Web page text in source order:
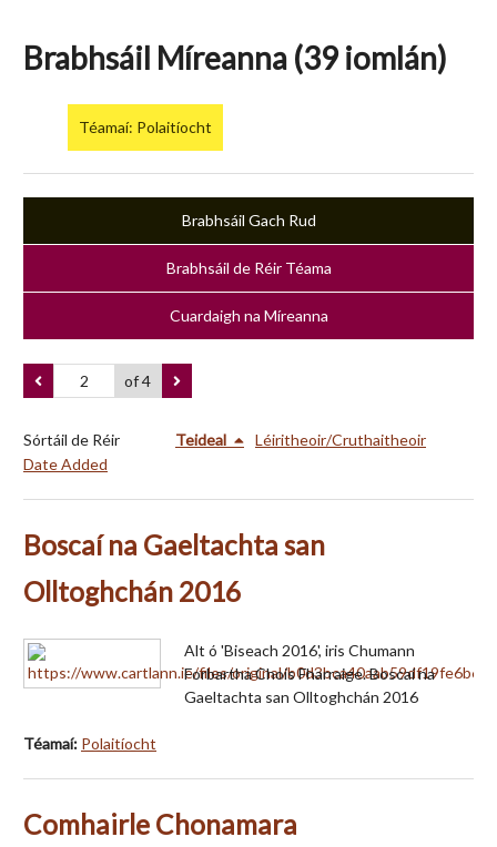
Brabhsáil Míreanna (39 iomlán)
Téamaí: Polaitíocht
Brabhsáil Gach Rud
Brabhsáil de Réir Téama
Cuardaigh na Míreanna
of 4
Sórtáil de Réir Teideal
Léiritheoir/Cruthaitheoir
Date Added
Boscaí na Gaeltachta san
Olltoghchán 2016
Alt ó 'Biseach 2016', iris Chumann
Forbartha Chois Fharraige. Boscaí na
Gaeltachta san Olltoghchán 2016
Téamaí: Polaitíocht
Comhairle Chonamara